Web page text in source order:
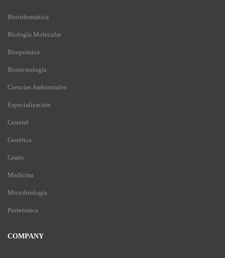
Bioinformática
Biología Molecular
Bioquímica
Biotecnología
Ciencias Ambientales
Especialización
General
Genética
Gratis
Medicina
Microbiología
Proteómica
COMPANY